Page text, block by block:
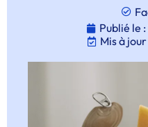
Publié le :
Mis à